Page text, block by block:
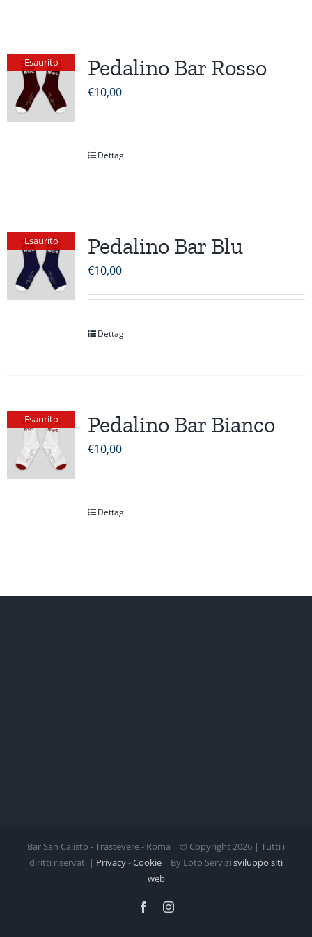
Esaurito Pedalino Bar Rosso
€10,00
Dettagli
Esaurito Pedalino Bar Blu
€10,00
Dettagli
Esaurito Pedalino Bar Bianco
€10,00
Dettagli
Bar San Calisto - Trastevere - Roma | © Copyright 2026 | Tutti i
diritti riservati | Privacy-Cookie | By Loto Servizi sviluppo siti
web
FacebookInstagram